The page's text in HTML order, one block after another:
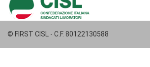
© FIRST CISL - C.F. 80122130588